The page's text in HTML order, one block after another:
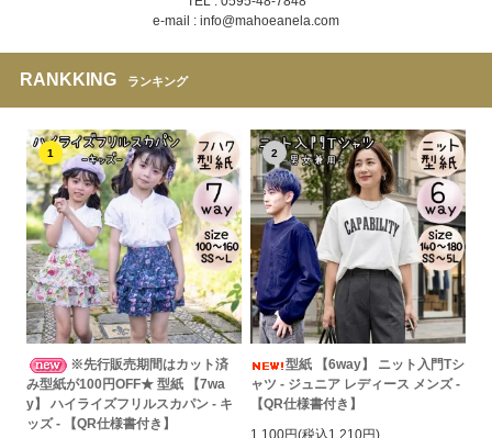
e-mail : info@mahoeanela.com
RANKKING ランキング
1
※先行販売期間はカット済
み型紙が100円OFF★ 型紙 【7wa
y】 ハイライズフリルスカパン - キ
ッズ - 【QR仕様書付き】
2
型紙 【6way】 ニット入門Tシ
ャツ - ジュニア レディース メンズ -
【QR仕様書付き】